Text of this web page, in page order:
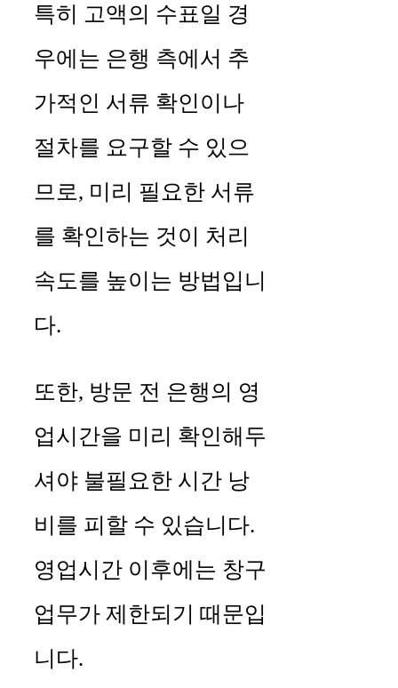
특히 고액의 수표일 경
우에는 은행 측에서 추
가적인 서류 확인이나
절차를 요구할 수 있으
므로, 미리 필요한 서류
를 확인하는 것이 처리
속도를 높이는 방법입니
다.
또한, 방문 전 은행의 영
업시간을 미리 확인해두
셔야 불필요한 시간 낭
비를 피할 수 있습니다.
영업시간 이후에는 창구
업무가 제한되기 때문입
니다.